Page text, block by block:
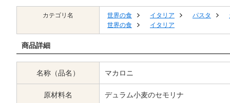
カテゴリ名 世界の食 イタリア パスタ
世界の食
イタリア
商品詳細
名称（品名） マカロニ
原材料名 デュラム小麦のセモリナ